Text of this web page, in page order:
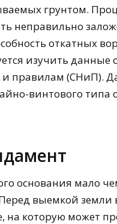
грунтом.
неправильно
откатных
изучить
правилам (СНиП).
винтового типа
основания мало
выемкой
которую может